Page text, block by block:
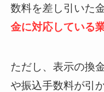
数料を差し引いた
金に対応している
ただし、表示の換
や振込手数料が引